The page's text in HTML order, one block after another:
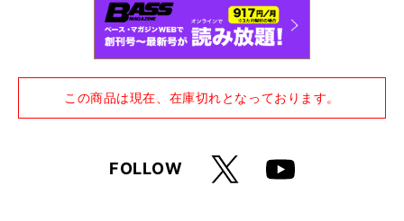
この商品は現在、在庫切れとなっております。
FOLLOW Youtube